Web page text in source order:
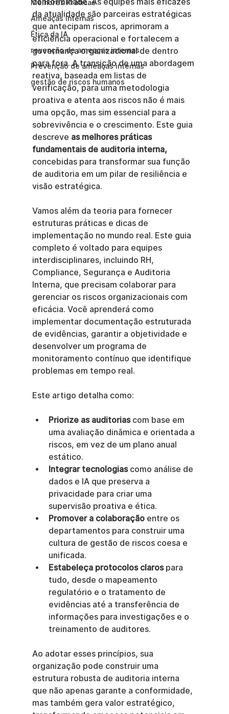
Melhores Práticas
Ameaças Internas
Ética da IA
revenção de ameaças internas
Prevenção de ameaças internas
gestão de riscos humanos
da atualidade são parceiras estratégicas
que antecipam riscos, aprimoram a
eficiência operacional e fortalecem a
governança organizacional de dentro
para fora. A transição de uma abordagem
reativa, baseada em listas de
verificação, para uma metodologia
proativa e atenta aos riscos não é mais
uma opção, mas sim essencial para a
sobrevivência e o crescimento. Este guia
descreve as melhores práticas
fundamentais de auditoria interna,
concebidas para transformar sua função
de auditoria em um pilar de resiliência e
visão estratégica.
Vamos além da teoria para fornecer
estruturas práticas e dicas de
implementação no mundo real. Este guia
completo é voltado para equipes
interdisciplinares, incluindo RH,
Compliance, Segurança e Auditoria
Interna, que precisam colaborar para
gerenciar os riscos organizacionais com
eficácia. Você aprenderá como
implementar documentação estruturada
de evidências, garantir a objetividade e
desenvolver um programa de
monitoramento contínuo que identifique
problemas em tempo real.
Este artigo detalha como:
Priorize as auditorias com base em
uma avaliação dinâmica e orientada a
riscos, em vez de um plano anual
estático.
Integrar tecnologias como análise de
dados e IA que preserva a
privacidade para criar uma
supervisão proativa e ética.
Promover a colaboração entre os
departamentos para construir uma
cultura de gestão de riscos coesa e
unificada.
Estabeleça protocolos claros para
tudo, desde o mapeamento
regulatório e o tratamento de
evidências até a transferência de
informações para investigações e o
treinamento de auditores.
Ao adotar esses princípios, sua
organização pode construir uma
estrutura robusta de auditoria interna
que não apenas garante a conformidade,
mas também gera valor estratégico,